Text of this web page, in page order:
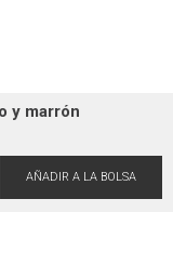
y marrón